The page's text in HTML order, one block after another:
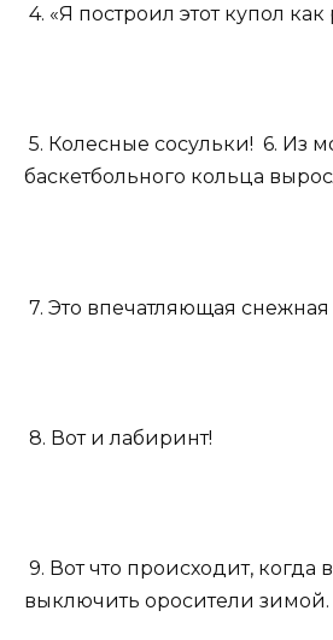
4. «Я построил этот купол как
5. Колесные сосульки! 6. Из
баскетбольного кольца
7. Это впечатляющая снежная
8. Вот и лабиринт!
9. Вот что происходит, когда
выключить оросители зимой.